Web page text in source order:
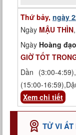
Thứ bảy, ngày
Ngày MẬU THÌN
Ngày Hoàng
GIỜ TỐT
Dần (3:00-
(15:00-
Xem chi tiết
TỬ VI ẤT